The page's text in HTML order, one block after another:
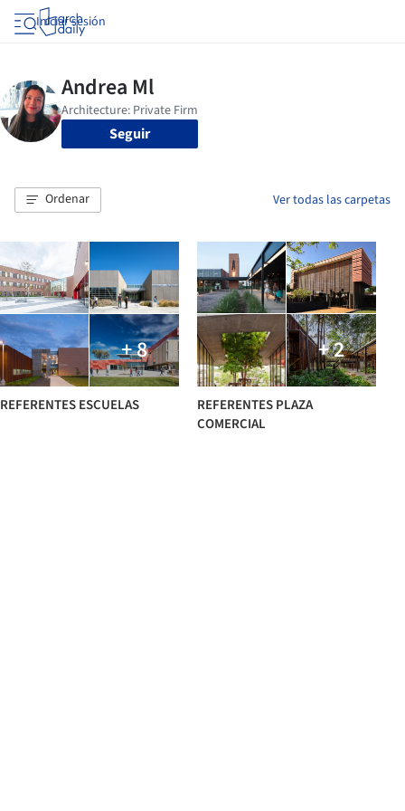
Iniciar sesión
Seguir
Ordenar Ver todas las carpetas
+ 8
REFERENTES ESCUELAS
+ 2
REFERENTES PLAZA
COMERCIAL